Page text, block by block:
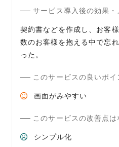
サービス導入後の効果
契約書などを作成し、お客
数のお客様を抱える中で忘
った。
このサービスの良いポイ
画面がみやすい
このサービスの改善点は
シンプル化